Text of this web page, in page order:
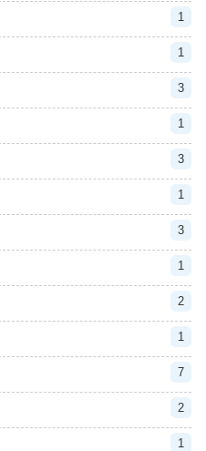
1
1
3
1
3
1
3
1
2
1
7
2
1